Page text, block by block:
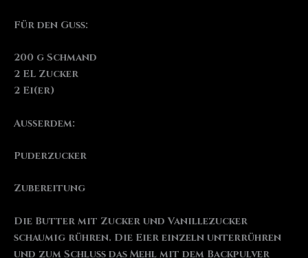
Für den Guss:
200 g Schmand
2 EL Zucker
2 Ei(er)
Außerdem:
Puderzucker
Zubereitung
Die Butter mit Zucker und Vanillezucker
schaumig rühren. Die Eier einzeln unterrühren
und zum Schluss das Mehl mit dem Backpulver